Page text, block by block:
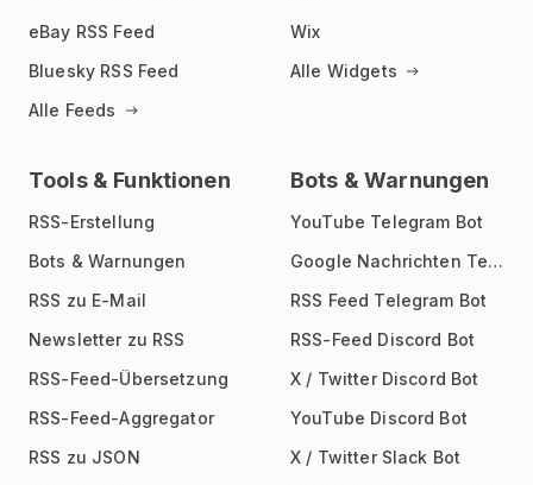
eBay RSS Feed
Bluesky RSS Feed
Alle Feeds
Wix
Alle Widgets
Tools & Funktionen
RSS-Erstellung
Bots & Warnungen
RSS zu E-Mail
Newsletter zu RSS
RSS-Feed-Übersetzung
RSS-Feed-Aggregator
RSS zu JSON
Bots & Warnungen
YouTube Telegram Bot
Google Nachrichten Telegram Bot
RSS Feed Telegram Bot
RSS-Feed Discord Bot
X / Twitter Discord Bot
YouTube Discord Bot
X / Twitter Slack Bot